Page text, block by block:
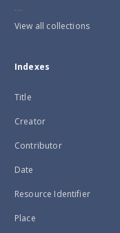
...
View all collections
Indexes
Title
Creator
Contributor
Date
Resource Identifier
Place